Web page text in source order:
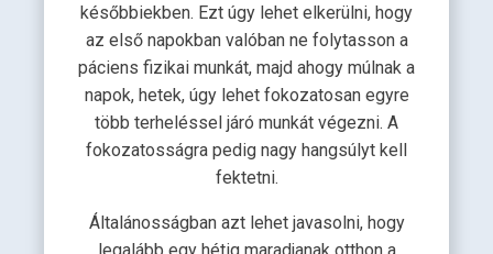
későbbiekben. Ezt úgy lehet elkerülni, hogy
az első napokban valóban ne folytasson a
páciens fizikai munkát, majd ahogy múlnak a
napok, hetek, úgy lehet fokozatosan egyre
több terheléssel járó munkát végezni. A
fokozatosságra pedig nagy hangsúlyt kell
fektetni.
Általánosságban azt lehet javasolni, hogy